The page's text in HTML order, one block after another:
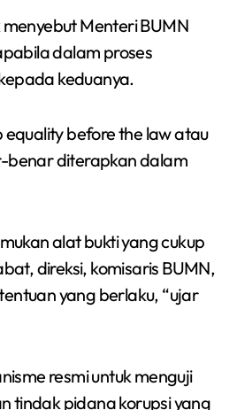
menyebut Menteri BUMN
dalam proses
keduanya.
before the law atau
benar diterapkan dalam
alat bukti yang cukup
direksi, komisaris BUMN,
yang berlaku, “ujar
resmi untuk menguji
tindak pidana korupsi yang
Sambo
Cup